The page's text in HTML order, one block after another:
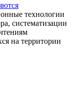
технологии
систематизации
на территории